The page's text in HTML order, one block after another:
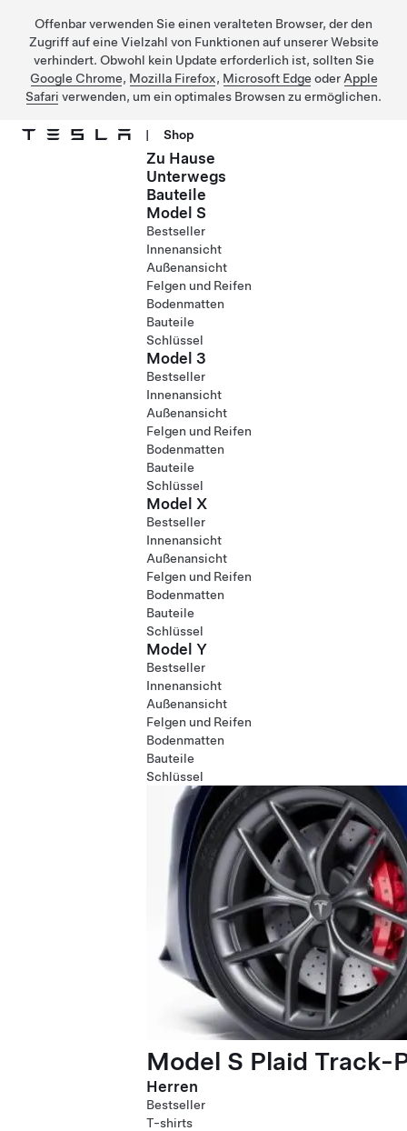
Offenbar verwenden Sie einen veralteten Browser, der den
Zugriff auf eine Vielzahl von Funktionen auf unserer Website
verhindert. Obwohl kein Update erforderlich ist, sollten Sie
Google Chrome, Mozilla Firefox, Microsoft Edge oder Apple
Safari verwenden, um ein optimales Browsen zu ermöglichen.
| Shop
Zu Hause
Unterwegs
Bauteile
Model S
Bestseller
Innenansicht
Außenansicht
Felgen und Reifen
Bodenmatten
Bauteile
Schlüssel
Model 3
Bestseller
Innenansicht
Außenansicht
Felgen und Reifen
Bodenmatten
Bauteile
Schlüssel
Model X
Bestseller
Innenansicht
Außenansicht
Felgen und Reifen
Bodenmatten
Bauteile
Schlüssel
Model Y
Bestseller
Innenansicht
Außenansicht
Felgen und Reifen
Bodenmatten
Bauteile
Schlüssel
Model S Plaid Track-
Herren
Bestseller
T-shirts